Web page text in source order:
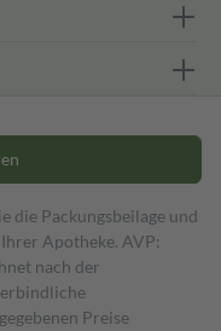
die Packungsbeilage und
Apotheke. AVP:
nach der
Preise